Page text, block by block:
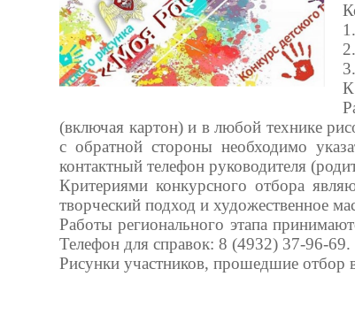
К
(включая картон) и в любой технике
с обратной стороны необходимо
контактный телефон руководителя
Критериями конкурсного отбора
творческий подход и художественное
Работы регионального этапа
Телефон для справок: 8 (4932) 37-96-
Рисунки участников, прошедшие отбор